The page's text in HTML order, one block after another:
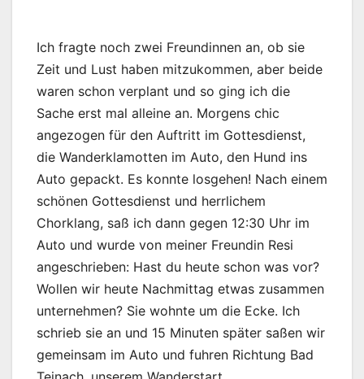
Ich fragte noch zwei Freundinnen an, ob sie
Zeit und Lust haben mitzukommen, aber beide
waren schon verplant und so ging ich die
Sache erst mal alleine an. Morgens chic
angezogen für den Auftritt im Gottesdienst,
die Wanderklamotten im Auto, den Hund ins
Auto gepackt. Es konnte losgehen! Nach einem
schönen Gottesdienst und herrlichem
Chorklang, saß ich dann gegen 12:30 Uhr im
Auto und wurde von meiner Freundin Resi
angeschrieben: Hast du heute schon was vor?
Wollen wir heute Nachmittag etwas zusammen
unternehmen? Sie wohnte um die Ecke. Ich
schrieb sie an und 15 Minuten später saßen wir
gemeinsam im Auto und fuhren Richtung Bad